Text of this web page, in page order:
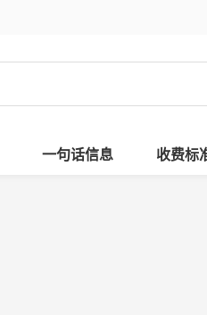
一句话信息 收费标